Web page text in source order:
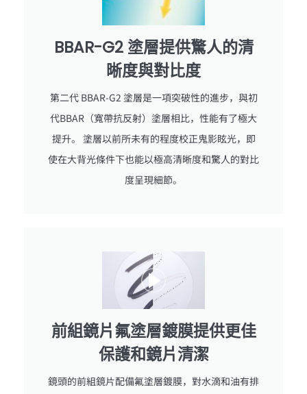
BBAR-G2 塗層提供驚人的清
晰度與對比度
第二代 BBAR-G2 塗層是一項突破性的進步，與初
代BBAR（寬帶抗反射）塗層相比，性能有了極大
提升。 塗層以前所未有的程度校正鬼影眩光，即
使在大背光條件下也能以極高清晰度和驚人的對比
度呈現細節。
前組鏡片氟塗層鍍膜提供更佳
保護和鏡片清潔
鏡頭的前組鏡片配備氟塗層鍍膜，對水滴和油有排